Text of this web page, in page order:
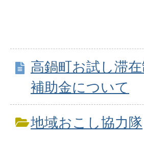
高鍋町お試し滞
補助金について
地域おこし協力隊